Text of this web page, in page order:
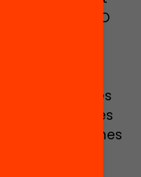
de l’ESO
SOC, etc. Més
les persones
«Els Programes
a Catalunya